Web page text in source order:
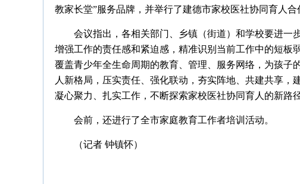
教家长堂”服务品牌，并举行了建德市家校医社协同育人合
会议指出，各相关部门、乡镇（街道）和学校要进一
增强工作的责任感和紧迫感，精准识别当前工作中的短板
覆盖青少年全生命周期的教育、管理、服务网络，为孩子
人新格局，压实责任、强化联动，夯实阵地、共建共享
凝心聚力、扎实工作，不断探索家校医社协同育人的新路
会前，还进行了全市家庭教育工作者培训活动。
（记者 钟镇怀）